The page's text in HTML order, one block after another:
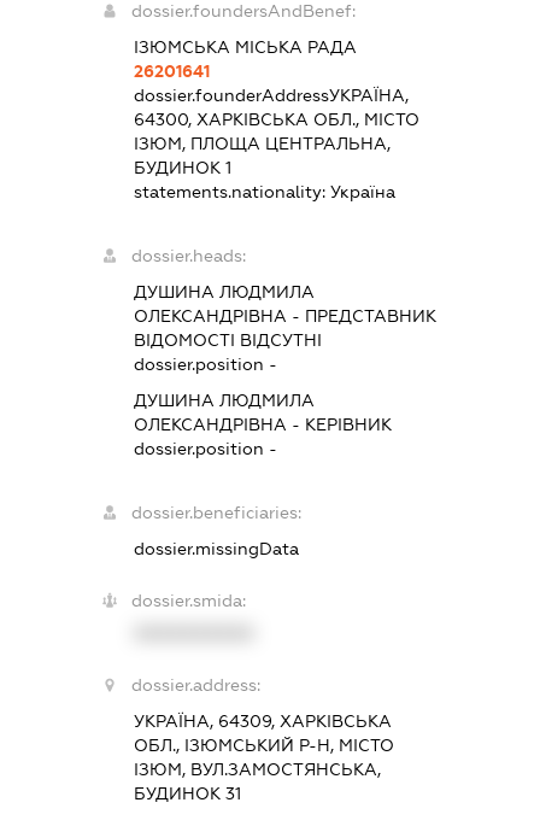
dossier.foundersAndBenef:
ІЗЮМСЬКА МІСЬКА РАДА
26201641
dossier.founderAddressУКРАЇНА,
64300, ХАРКІВСЬКА ОБЛ., МІСТО
ІЗЮМ, ПЛОЩА ЦЕНТРАЛЬНА,
БУДИНОК 1
statements.nationality:Україна
dossier.heads:
ДУШИНА ЛЮДМИЛА
ОЛЕКСАНДРІВНА - ПРЕДСТАВНИК
ВІДОМОСТІ ВІДСУТНІ
dossier.position -
ДУШИНА ЛЮДМИЛА
ОЛЕКСАНДРІВНА - КЕРІВНИК
dossier.position -
dossier.beneficiaries:
dossier.missingData
dossier.smida:
dossier.address:
УКРАЇНА, 64309, ХАРКІВСЬКА
ОБЛ., ІЗЮМСЬКИЙ Р-Н, МІСТО
ІЗЮМ, ВУЛ.ЗАМОСТЯНСЬКА,
БУДИНОК 31